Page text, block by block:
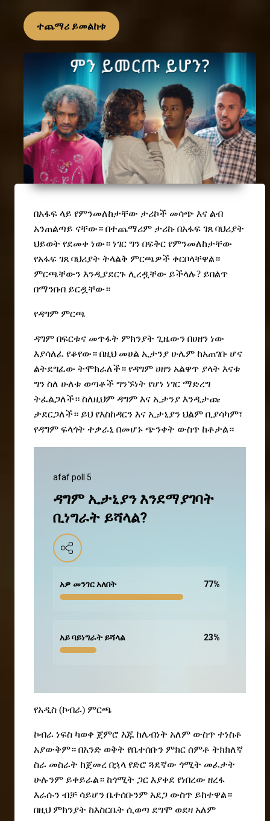
ተጨማሪ ይመልከቱ
በአፋፍ ላይ የምንመለከታቸው ታሪኮች መሳጭ እና ልብ
አንጠልጣይ ናቸው። በተጨማሪም ታሪኩ በአፋፍ ገጸ ባህሪያት
ህይወት የደመቀ ነው። ነገር ግን በፍቅር የምንመለከታቸው
የአፋፍ ገጸ ባህሪያት ትላልቅ ምርጫዎች ቀርቦላቸዋል።
ምርጫቸውን እንዲያደርጉ ሊረዷቸው ይችላሉ? ይበልጥ
በማንበብ ይርዷቸው።
የዳግም ምርጫ
ዳግም በፍርቱና መጥፋት ምክንያት ጊዜውን በሀዘን ነው
እያሳለፈ የቆየው። በዚህ መሀል ኢታንያ ሁሌም ከአጠገቡ ሆና
ልትደግፈው ትሞክራለች። የዳግም ሀዘን አልዋጥ ያላት እናቱ
ግን ስለ ሁለቱ ወጣቶች ግንኙነት የሆነ ነገር ማድረግ
ትፈልጋለች። ስለዚህም ዳግም እና ኢታንያ እንዲታጩ
ታደርጋለች። ይህ የእስከዳርን እና ኢታኒያን ህልም ቢያሳካም፣
የዳግም ፍላጎት ተቃራኒ በመሆኑ ጭንቀት ውስጥ ከቶታል።
afaf poll 5
ዳግም ኢታኒያን እንደማያገባት
ቢነግራት ይሻላል?
አዎ መንገር አለበት 77%
አይ ባይነግራት ይሻላል 23%
የአዲስ (ኮብራ) ምርጫ
ኮብራ ነፍስ ካወቀ ጀምሮ እጁ ከሌብነት አለም ውስጥ ተነስቶ
አያውቅም። በአንድ ወቅት የቤተሰቡን ምክር ሰምቶ ትክክለኛ
ስራ መስራት ከጀመረ በኋላ የድሮ ጓደኛው ጎሚት መፈታት
ሁሉንም ይቀይራል። ከጎሚት ጋር እያቀደ የነበረው ዘረፋ
እራሱን ብቻ ሳይሆን ቤተሰቡንም አደጋ ውስጥ ይከተዋል።
በዚህ ምክንያት ከእስርቤት ሲወጣ ደግሞ ወደዛ አለም